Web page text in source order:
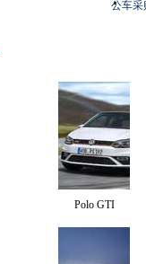
公车采
Polo GTI